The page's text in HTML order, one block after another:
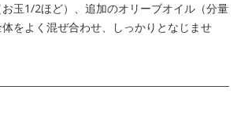
玉1/2ほど）、追加のオリーブオイル（分量
をよく混ぜ合わせ、しっかりとなじませ